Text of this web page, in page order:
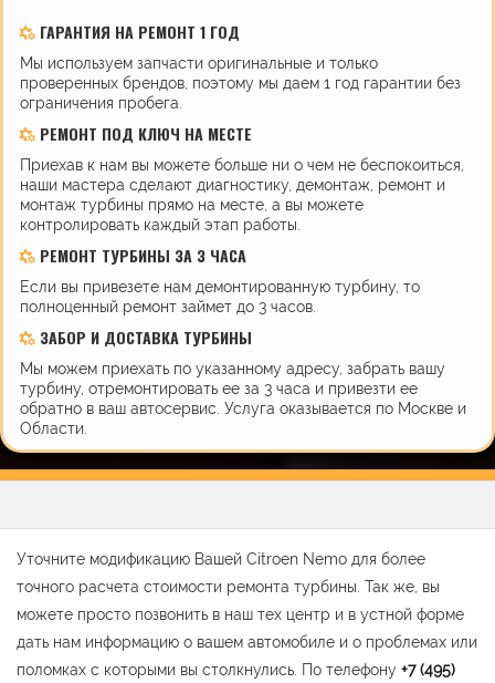
ГАРАНТИЯ НА РЕМОНТ 1 ГОД
Мы используем запчасти оригинальные и только
проверенных брендов, поэтому мы даем 1 год гарантии без
ограничения пробега.
РЕМОНТ ПОД КЛЮЧ НА МЕСТЕ
Приехав к нам вы можете больше ни о чем не беспокоиться,
наши мастера сделают диагностику, демонтаж, ремонт и
монтаж турбины прямо на месте, а вы можете
контролировать каждый этап работы.
РЕМОНТ ТУРБИНЫ ЗА 3 ЧАСА
Если вы привезете нам демонтированную турбину, то
полноценный ремонт займет до 3 часов.
ЗАБОР И ДОСТАВКА ТУРБИНЫ
Мы можем приехать по указанному адресу, забрать вашу
турбину, отремонтировать ее за 3 часа и привезти ее
обратно в ваш автосервис. Услуга оказывается по Москве и
Области.
Уточните модификацию Вашей Citroen Nemo для более
точного расчета стоимости ремонта турбины. Так же, вы
можете просто позвонить в наш тех центр и в устной форме
дать нам информацию о вашем автомобиле и о проблемах или
поломках с которыми вы столкнулись. По телефону +7 (495)